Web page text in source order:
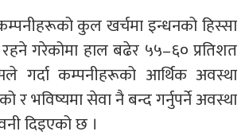
कुल खर्चमा इन्धनको हिस्सा
गरेकोमा हाल बढेर ५५–६० प्रतिशत
गर्दा कम्पनीहरूको आर्थिक अवस्था
र भविष्यमा सेवा नै बन्द गर्नुपर्ने अवस्था
दिइएको छ ।